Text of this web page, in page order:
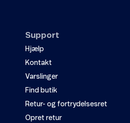
Support
Hjælp
Kontakt
Varslinger
Find butik
Retur- og fortrydelsesret
Opret retur